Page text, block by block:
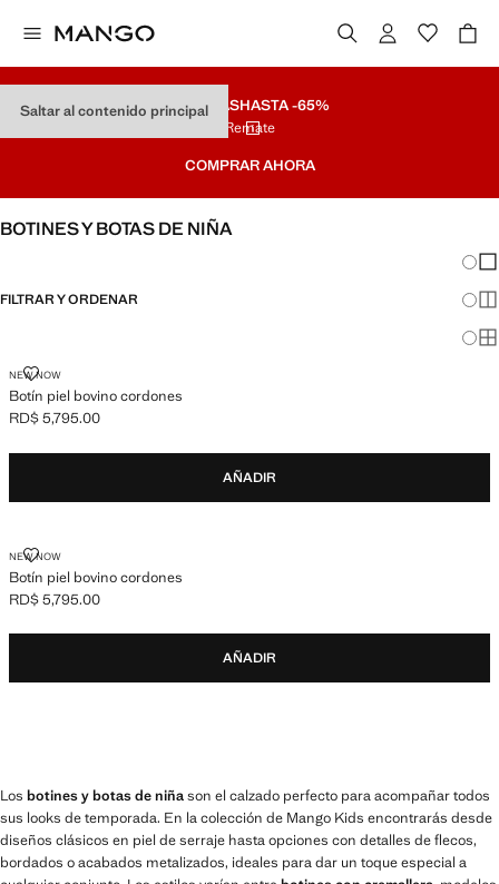
Saltar al contenido principal
REBAJASHASTA -65%
Remate
COMPRAR AHORA
BOTINES Y BOTAS DE NIÑA
FILTRAR Y ORDENAR
NEW NOW
Botín piel bovino cordones
BOTÍN PIEL BOVINO CORDONES
Precio actual [RD$ 5,795.00 ]
RD$ 5,795.00
AÑADIR
NEW NOW
Botín piel bovino cordones
BOTÍN PIEL BOVINO CORDONES
Precio actual [RD$ 5,795.00 ]
RD$ 5,795.00
AÑADIR
Los botines y botas de niñason el calzado perfecto para acompañar todos
sus looks de temporada. En la colección de Mango Kids encontrarás desde
diseños clásicos en piel de serraje hasta opciones con detalles de flecos,
bordados o acabados metalizados, ideales para dar un toque especial a